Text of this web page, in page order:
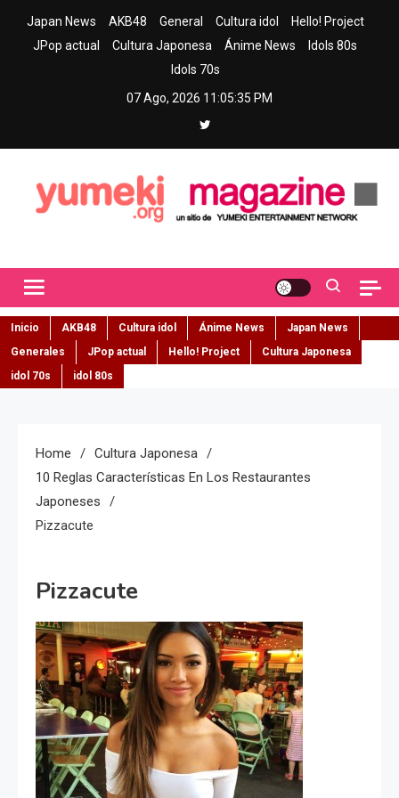
Japan News AKB48 General Cultura idol
Hello! Project
JPop actual
Cultura Japonesa Ánime News
Idols 80s
Idols 70s
07 Ago, 2026 11:05:36 PM
Inicio AKB48 Cultura idol Ánime News
Japan News
Generales
JPop actual Hello! Project
Cultura Japonesa
idol 70s
idol 80s
Home
Cultura Japonesa
10 Reglas Características En Los Restaurantes
Japoneses
Pizzacute
Pizzacute